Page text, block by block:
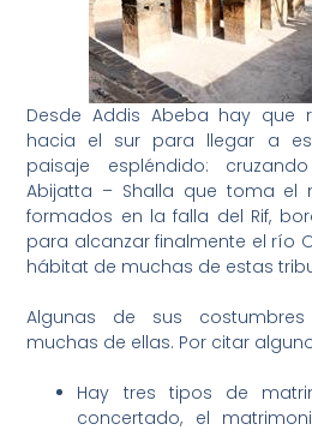
Desde Addis Abeba hay que
hacia el sur para llegar a
paisaje espléndido:
Abijatta – Shalla que toma el
formados en la falla del Rif,
para alcanzar finalmente el río
hábitat de muchas de estas
Algunas de sus
muchas de ellas. Por citar
Hay tres tipos de
concertado, el